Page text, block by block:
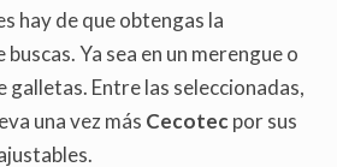
hay de que obtengas la
Ya sea en un merengue o
galletas. Entre las seleccionadas,
una vez más Cecotecpor sus